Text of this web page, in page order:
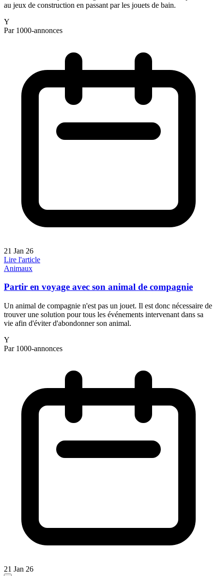
au jeux de construction en passant par les jouets de bain.
Y
Par 1000-annonces
21 Jan 26
Lire l'article
Animaux
Partir en voyage avec son animal de compagnie
Un animal de compagnie n'est pas un jouet. Il est donc nécessaire de
trouver une solution pour tous les événements intervenant dans sa
vie afin d'éviter d'abondonner son animal.
Y
Par 1000-annonces
21 Jan 26